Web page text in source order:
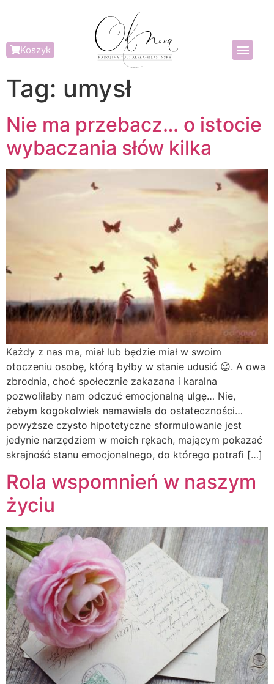
Koszyk
Tag: umysł
Nie ma przebacz… o istocie
wybaczania słów kilka
Każdy z nas ma, miał lub będzie miał w swoim
otoczeniu osobę, którą byłby w stanie udusić 😉. A owa
zbrodnia, choć społecznie zakazana i karalna
pozwoliłaby nam odczuć emocjonalną ulgę… Nie,
żebym kogokolwiek namawiała do ostateczności…
powyższe czysto hipotetyczne sformułowanie jest
jedynie narzędziem w moich rękach, mającym pokazać
skrajność stanu emocjonalnego, do którego potrafi […]
Rola wspomnień w naszym
życiu